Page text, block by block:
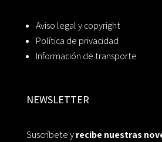
Aviso legal y copyright
Política de privacidad
Información de transporte
NEWSLETTER
Suscríbete yrecibe nuestras